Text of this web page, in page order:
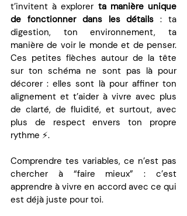
t’invitent à explorer ta manière unique
de fonctionner dans les détails : ta
digestion, ton environnement, ta
manière de voir le monde et de penser.
Ces petites flèches autour de la tête
sur ton schéma ne sont pas là pour
décorer : elles sont là pour affiner ton
alignement et t’aider à vivre avec plus
de clarté, de fluidité, et surtout, avec
plus de respect envers ton propre
rythme ⚡️.
Comprendre tes variables, ce n’est pas
chercher à “faire mieux” : c’est
apprendre à vivre en accord avec ce qui
est déjà juste pour toi.